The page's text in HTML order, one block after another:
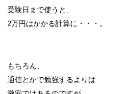
受験日まで使うと、
2万円はかかる計算に・・・。
もちろん、
通信とかで勉強するよりは